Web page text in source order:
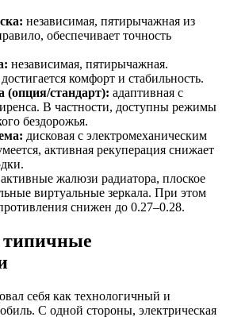
независимая, пятирычажная из
обеспечивает точность
независимая, пятирычажная.
комфорт и стабильность.
(опция/стандарт): адаптивная с
В частности, доступны режимы
бездорожья.
дисковая с электромеханическим
активная рекуперация снижает
активные жалюзи радиатора, плоское
виртуальные зеркала. При этом
снижен до 0.27–0.28.
типичные
себя как технологичный и
С одной стороны, электрическая